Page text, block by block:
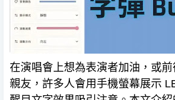
在演唱會上想為表演者加油，或
親友，許多人會用手機螢幕展示